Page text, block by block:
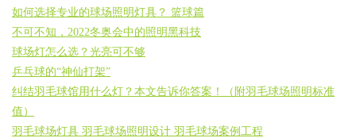
如何选择专业的球场照明灯具？ 篮球篇
不可不知，2022冬奥会中的照明黑科技
球场灯怎么选？光亮可不够
乒乓球的“神仙打架”
纠结羽毛球馆用什么灯？本文告诉你答案！（附羽毛球场照明标准
值）
羽毛球场灯具 羽毛球场照明设计 羽毛球场案例工程